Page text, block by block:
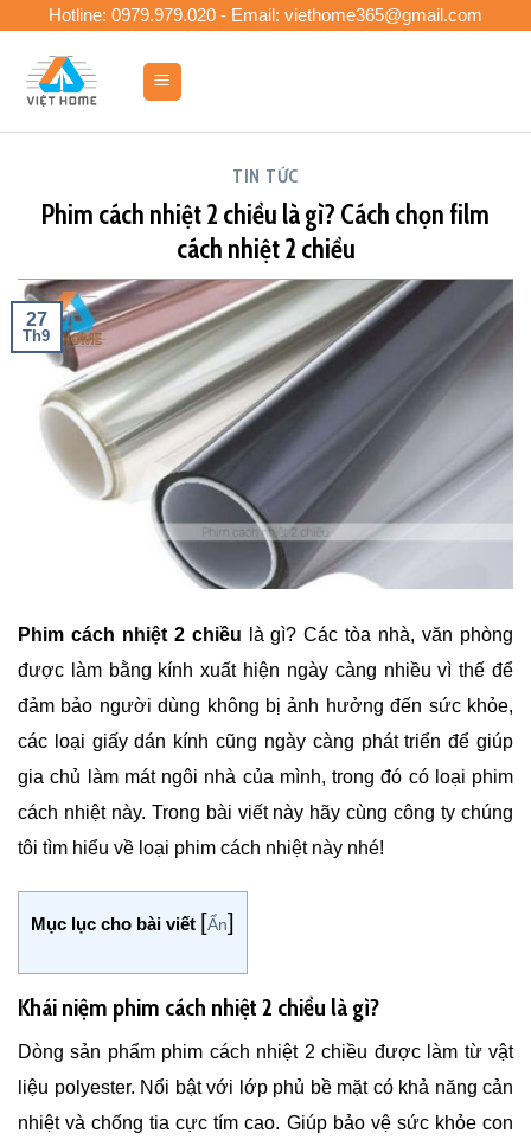
content
Hotline: 0979.979.020 - Email: viethome365@gmail.com
TIN TỨC
Phim cách nhiệt 2 chiều là gì? Cách chọn film
cách nhiệt 2 chiều
27
Th9
Phim cách nhiệt 2 chiều là gì? Các tòa nhà, văn phòng
được làm bằng kính xuất hiện ngày càng nhiều vì thế để
đảm bảo người dùng không bị ảnh hưởng đến sức khỏe,
các loại giấy dán kính cũng ngày càng phát triển để giúp
gia chủ làm mát ngôi nhà của mình, trong đó có loại phim
cách nhiệt này. Trong bài viết này hãy cùng công ty chúng
tôi tìm hiểu về loại phim cách nhiệt này nhé!
Mục lục cho bài viết [Ẩn]
Khái niệm phim cách nhiệt 2 chiều là gì?
Dòng sản phẩm phim cách nhiệt 2 chiều được làm từ vật
liệu polyester. Nổi bật với lớp phủ bề mặt có khả năng cản
nhiệt và chống tia cực tím cao. Giúp bảo vệ sức khỏe con